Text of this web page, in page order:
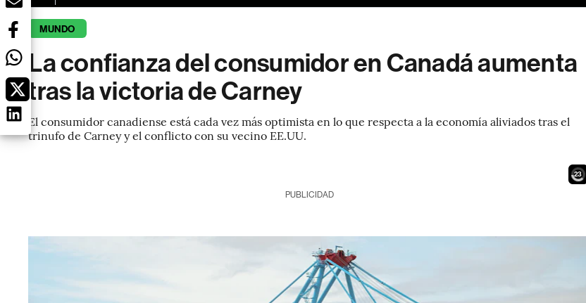
MUNDO
La confianza del consumidor en Canadá aumenta
tras la victoria de Carney
El consumidor canadiense está cada vez más optimista en lo que respecta a la economía aliviados tras el
trinufo de Carney y el conflicto con su vecino EE.UU.
21
PUBLICIDAD